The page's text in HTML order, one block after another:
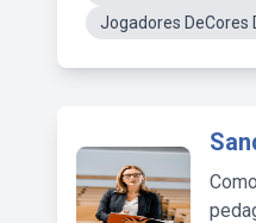
Jogadores DeCores